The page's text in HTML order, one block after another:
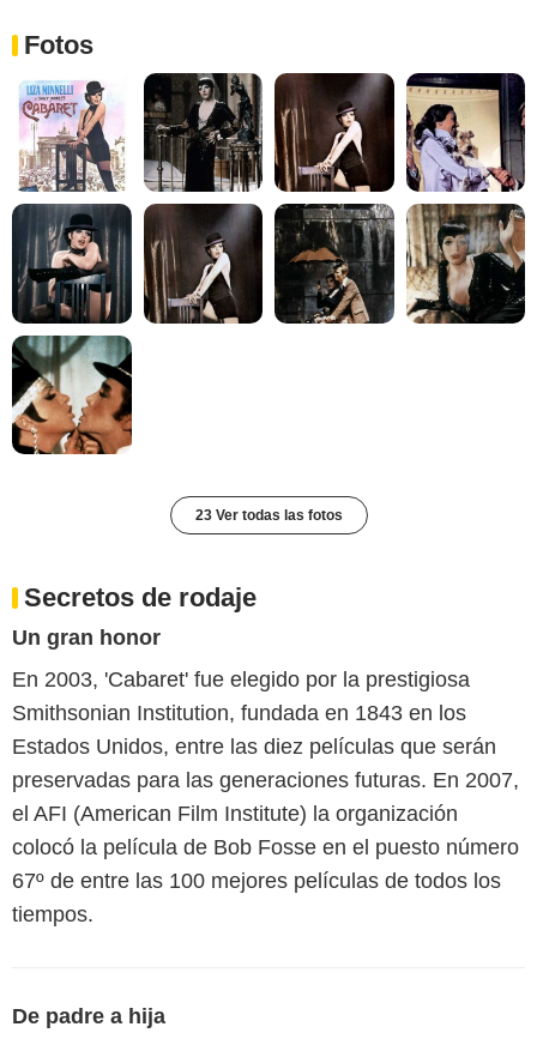
Fotos
23 Ver todas las fotos
Secretos de rodaje
Un gran honor
En 2003, 'Cabaret' fue elegido por la prestigiosa
Smithsonian Institution, fundada en 1843 en los
Estados Unidos, entre las diez películas que serán
preservadas para las generaciones futuras. En 2007,
el AFI (American Film Institute) la organización
colocó la película de Bob Fosse en el puesto número
67º de entre las 100 mejores películas de todos los
tiempos.
De padre a hija